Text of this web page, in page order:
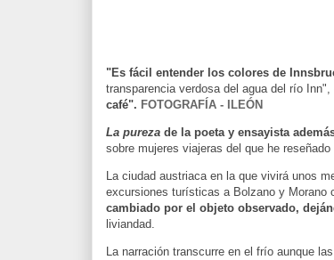
"Es fácil entender los colores de
transparencia verdosa del agua del río
café". FOTOGRAFÍA - ILEÓN
La pureza de la poeta y ensayista
sobre mujeres viajeras del que he reseñado
La ciudad austriaca en la que vivirá unos
excursiones turísticas a Bolzano y Morano
cambiado por el objeto observado,
liviandad.
La narración transcurre en el frío aunque